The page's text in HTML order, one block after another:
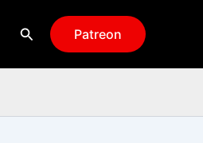
Поиск Patreon